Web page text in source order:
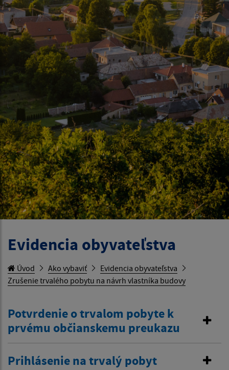
Evidencia obyvateľstva
Úvod Ako vybaviť
Evidencia obyvateľstva
Zrušenie trvalého pobytu na návrh vlastníka budovy
Potvrdenie o trvalom pobyte k
prvému občianskemu preukazu
Prihlásenie na trvalý pobyt